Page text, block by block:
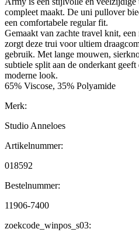
compleet maakt. De uni pullover
een comfortabele regular fit.
Gemaakt van zachte travel knit,
zorgt deze trui voor ultiem
gebruik. Met lange mouwen,
subtiele split aan de onderkant
moderne look.
65% Viscose, 35% Polyamide
Merk:
Studio Anneloes
Artikelnummer:
018592
Bestelnummer:
11906-7400
zoekcode_winpos_s03: